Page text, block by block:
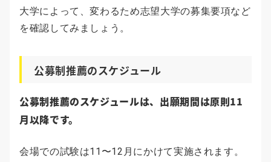
大学によって、変わるため志望大学の募集要項など
を確認してみましょう。
公募制推薦のスケジュール
公募制推薦のスケジュールは、出願期間は原則11
月以降です。
会場での試験は11〜12月にかけて実施されます。